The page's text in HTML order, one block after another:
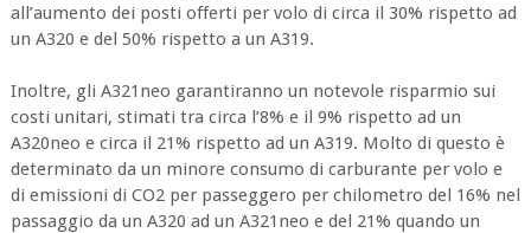
all’aumento dei posti offerti per volo di circa il 30% rispetto ad
un A320 e del 50% rispetto a un A319.
Inoltre, gli A321neo garantiranno un notevole risparmio sui
costi unitari, stimati tra circa l’8% e il 9% rispetto ad un
A320neo e circa il 21% rispetto ad un A319. Molto di questo è
determinato da un minore consumo di carburante per volo e
di emissioni di CO2 per passeggero per chilometro del 16% nel
passaggio da un A320 ad un A321neo e del 21% quando un